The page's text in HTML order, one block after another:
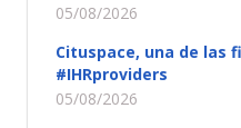
05/08/2026
Cituspace, una de las
#IHRproviders
05/08/2026